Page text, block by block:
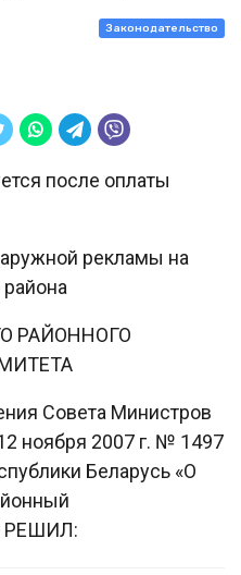
Законодательство
после оплаты
рекламы на
РАЙОННОГО
Совета Министров
ноября 2007 г. № 1497
Беларусь «О
РЕШИЛ: